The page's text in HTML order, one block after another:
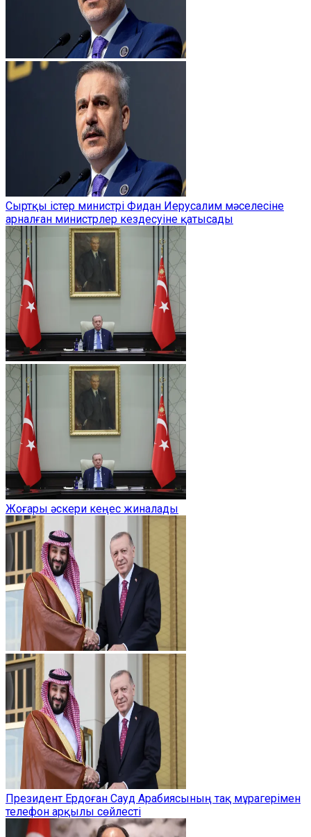
Сыртқы істер министрі Фидан Иерусалим мәселесіне
арналған министрлер кездесуіне қатысады
Жоғары әскери кеңес жиналады
Президент Ердоған Сауд Арабиясының тақ мұрагерімен
телефон арқылы сөйлесті